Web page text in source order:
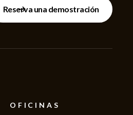
Reserva una demostración
OFICINAS